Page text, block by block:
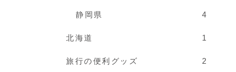
静岡県 4
北海道 1
旅行の便利グッズ 2